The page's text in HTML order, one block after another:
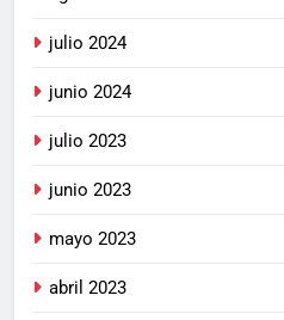
julio 2024
junio 2024
julio 2023
junio 2023
mayo 2023
abril 2023